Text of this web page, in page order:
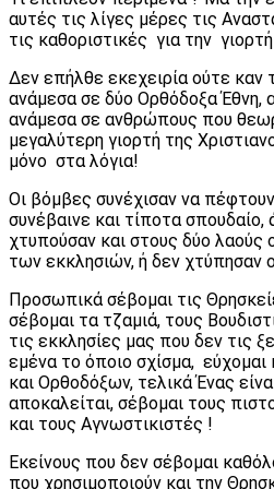
αυτές τις λίγες μέρες τις
τις καθοριστικές για την
Δεν επήλθε εκεχειρία ούτε καν
ανάμεσα σε δύο Ορθόδοξα Έθνη,
ανάμεσα σε ανθρώπους που
μεγαλύτερη γιορτή της
μόνο στα λόγια!
Οι βόμβες συνέχισαν να
συνέβαινε και τίποτα
χτυπούσαν και στους δύο λαούς
των εκκλησιών, ή δεν χτύπησαν
Προσωπικά σέβομαι τις
σέβομαι τα τζαμιά, τους
τις εκκλησίες μας που δεν τις
εμένα το όποιο σχίσμα,
και Ορθοδόξων, τελικά Ένας
αποκαλείται, σέβομαι τους
και τους Αγνωστικιστές !
Εκείνους που δεν σέβομαι
που χρησιμοποιούν και την